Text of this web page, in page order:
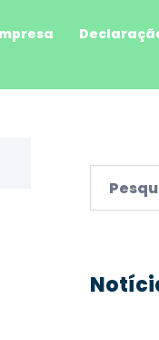
por: